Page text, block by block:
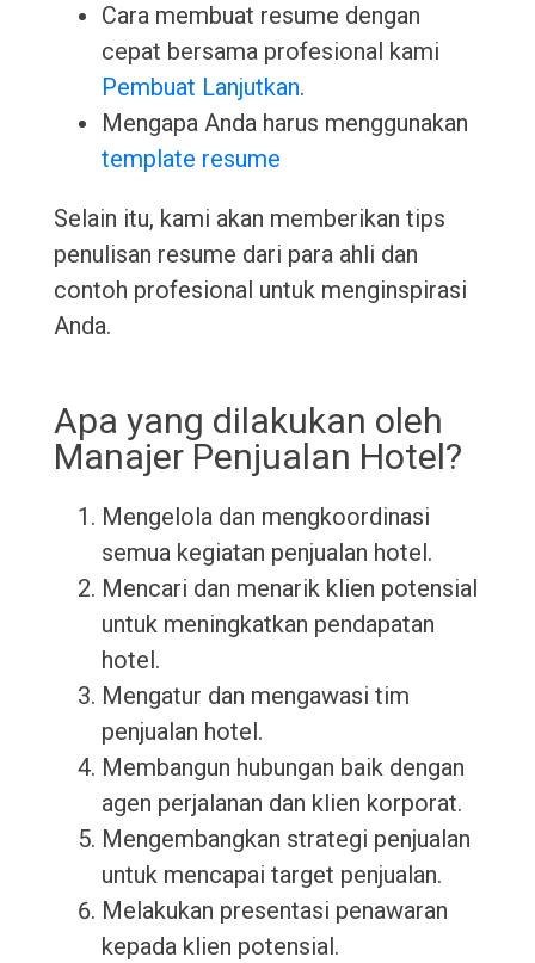
Cara membuat resume dengan
cepat bersama profesional kami
Pembuat Lanjutkan.
Mengapa Anda harus menggunakan
template resume
Selain itu, kami akan memberikan tips
penulisan resume dari para ahli dan
contoh profesional untuk menginspirasi
Anda.
Apa yang dilakukan oleh
Manajer Penjualan Hotel?
Mengelola dan mengkoordinasi
semua kegiatan penjualan hotel.
Mencari dan menarik klien potensial
untuk meningkatkan pendapatan
hotel.
Mengatur dan mengawasi tim
penjualan hotel.
Membangun hubungan baik dengan
agen perjalanan dan klien korporat.
Mengembangkan strategi penjualan
untuk mencapai target penjualan.
Melakukan presentasi penawaran
kepada klien potensial.